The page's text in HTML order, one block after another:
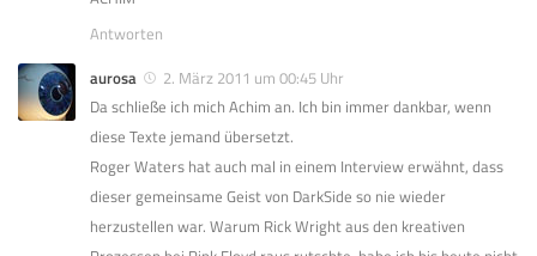
Antworten
aurosa
2. März 2011 um 00:45 Uhr
Da schließe ich mich Achim an. Ich bin immer dankbar, wenn
diese Texte jemand übersetzt.
Roger Waters hat auch mal in einem Interview erwähnt, dass
dieser gemeinsame Geist von DarkSide so nie wieder
herzustellen war. Warum Rick Wright aus den kreativen